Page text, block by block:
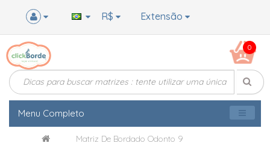
Extensão
R$
0
Menu Completo
Matriz De Bordado Odonto 9